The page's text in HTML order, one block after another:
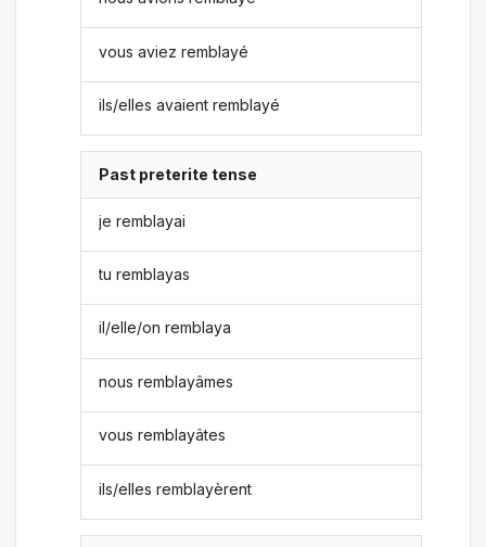
vous aviez remblayé
ils/elles avaient remblayé
Past preterite tense
je remblayai
tu remblayas
il/elle/on remblaya
nous remblayâmes
vous remblayâtes
ils/elles remblayèrent